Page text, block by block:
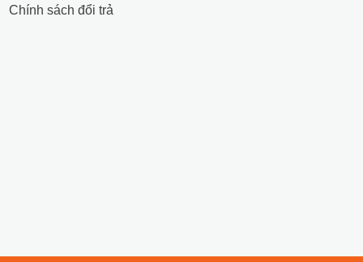
Chính sách đổi trả